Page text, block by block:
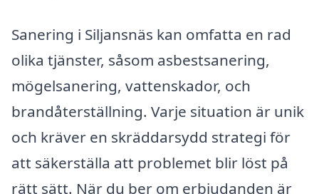
Sanering i Siljansnäs kan omfatta en rad
olika tjänster, såsom asbestsanering,
mögelsanering, vattenskador, och
brandåterställning. Varje situation är unik
och kräver en skräddarsydd strategi för
att säkerställa att problemet blir löst på
rätt sätt. När du ber om erbjudanden är